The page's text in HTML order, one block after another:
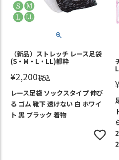
（新品）ストレッチ レース足袋
(S・M・L・LL)都粋
¥2,200税込
レース足袋 ソックスタイプ 伸び
る ゴム 靴下 透けない 白 ホワイ
ト 黒 ブラック 着物